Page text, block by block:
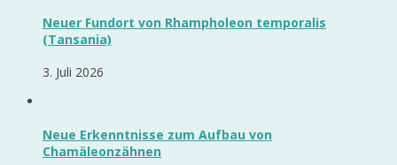
Neuer Fundort von Rhampholeon temporalis
(Tansania)
3. Juli 2026
Neue Erkenntnisse zum Aufbau von
Chamäleonzähnen